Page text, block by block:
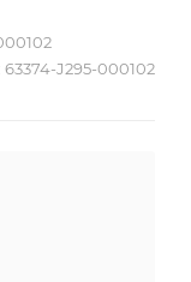
63374-J295-000102